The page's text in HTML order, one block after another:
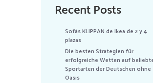
Recent Posts
Sofás KLIPPAN de Ikea de 2 y 4
plazas
Die besten Strategien für
erfolgreiche Wetten auf
Sportarten der Deutschen ohne
Oasis